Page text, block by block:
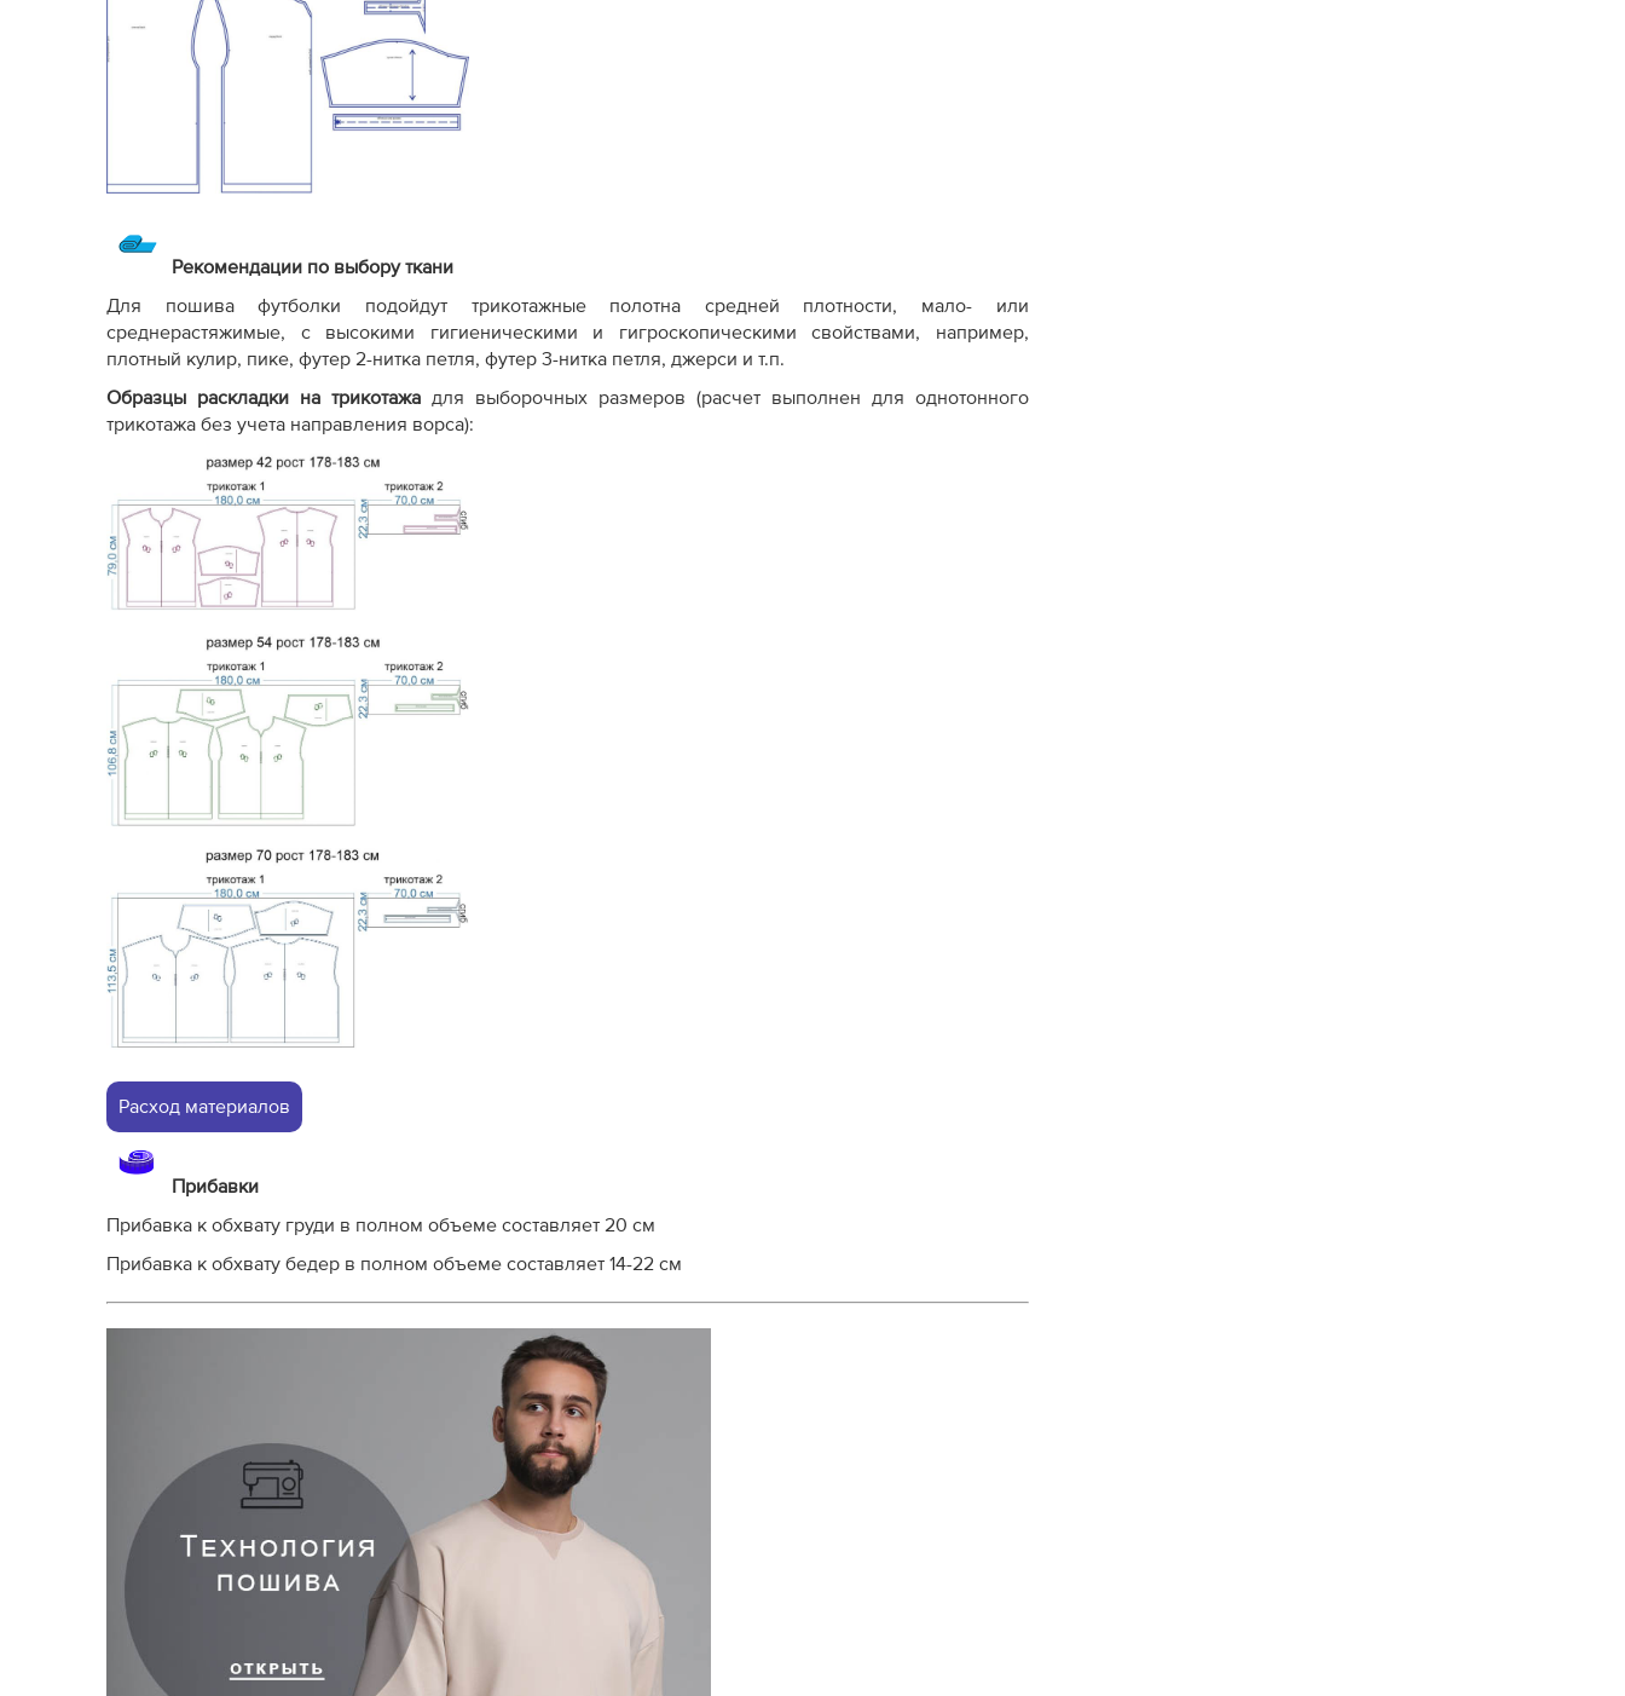
Рекомендации по выбору ткани
Для пошива футболки подойдут трикотажные полотна средней плотности, мало- или
среднерастяжимые, с высокими гигиеническими и гигроскопическими свойствами, например,
плотный кулир, пике, футер 2-нитка петля, футер 3-нитка петля, джерси и т.п.
Образцы раскладки на трикотажа
для выборочных размеров (расчет выполнен для однотонного
трикотажа без учета направления ворса):
Расход материалов
Прибавки
Прибавка к обхвату груди в полном объеме составляет 20 см
Прибавка к обхвату бедер в полном объеме составляет 14-22 см